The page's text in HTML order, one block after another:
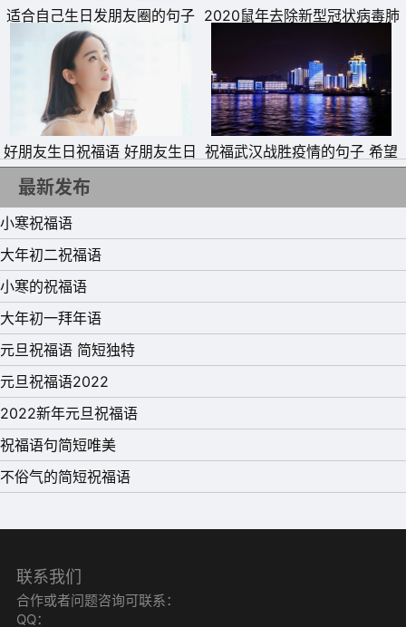
暖彼此的心房，小寒快乐!
12、云儿灰黑，天色朦胧。高温褪去，天气冷却。大地变
白，情更纯洁。思君念君，刻不停歇。加衣加被，锻炼莫
缺。营养滋补，精神十足。小寒节气，祝君健康!
13、寒冷已偏高，霜雪发疯飘，冰冻来助威，湿寒凑热闹;
小寒节气到，问候不能少;愿我问候暖，像把火来烧，赶走
你寒意，快乐伴你跑;愿我祝福真，像送好运到，吉祥围绕
你，万事乐逍遥!
14、小寒到，把烦恼交出来，我要你快乐精彩;把疲倦交出
来，我要你悠闲自在;把忧伤交出来，我要你幸福康泰。不
许不交，不许保留，愿你好运相伴无限头!
15、拾起雪花一片，临摹你的笑脸;捧起一杯清茶，怀念似
水流年;卷起一页书卷，浏览沧海桑田;迎来小寒时节，撩动
问候心弦;愿祝福如温泉，温暖你心田!
16、床前明月光，小寒结冰霜。举头思朋友，低头按键忙。
纵有千万句，不及情意长。轻轻道一声，天冷加衣裳。问候
给你，希望你接受这份薄礼，在这个冬季温暖自己，小寒节
气，寒冷加剧，好好保重自己。
适合自己生日发朋友圈的句子
祝愿自己生日快乐的唯美短句
2020鼠年去除新型冠状病毒肺
护说说
好朋友生日祝福语 好朋友生日
发的说说
祝福武汉战胜疫情的句子 希望
逆行的医护人员平安凯旋说说
最新发布
小寒祝福语
大年初二祝福语
小寒的祝福语
大年初一拜年语
元旦祝福语 简短独特
元旦祝福语2022
2022新年元旦祝福语
祝福语句简短唯美
不俗气的简短祝福语
联系我们
合作或者问题咨询可联系：
QQ：